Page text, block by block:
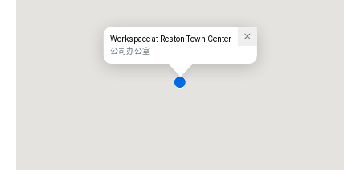
Workspace at Reston Town Center
公司办公室